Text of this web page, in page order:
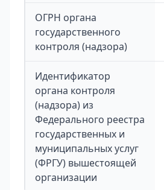
ОГРН органа
государственного
контроля (надзора)
Идентификатор
органа контроля
(надзора) из
Федерального реестра
государственных и
муниципальных услуг
(ФРГУ) вышестоящей
организации